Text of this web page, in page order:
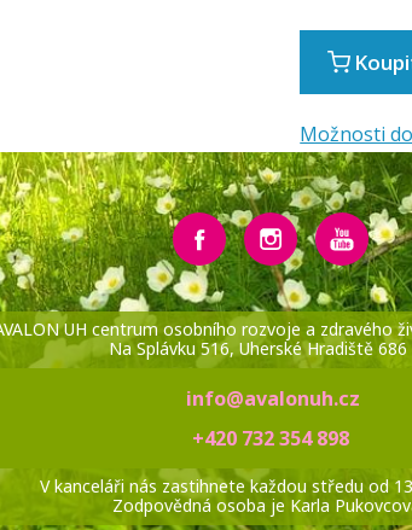
Možnosti
UH centrum osobního rozvoje a zdravého
Na Splávku 516, Uherské Hradiště 686
info@avalonuh.cz
+420 732 354 898
V kanceláři nás zastihnete každou středu od
Zodpovědná osoba je Karla